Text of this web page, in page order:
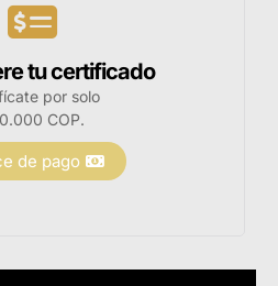
tu certificado
por solo
COP.
de pago